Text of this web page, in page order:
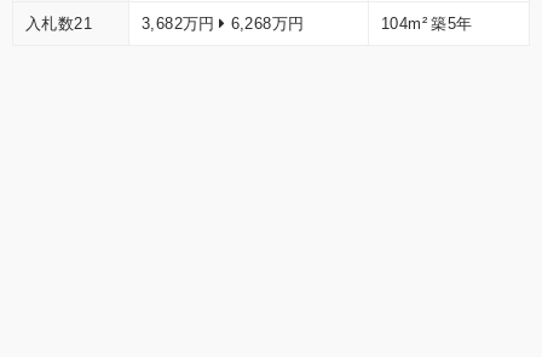
入札数21 3,682万円 6,268万円 104m² 築5年